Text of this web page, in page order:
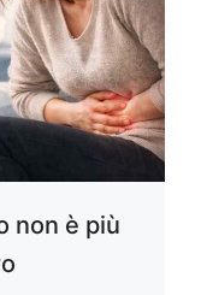
non è più